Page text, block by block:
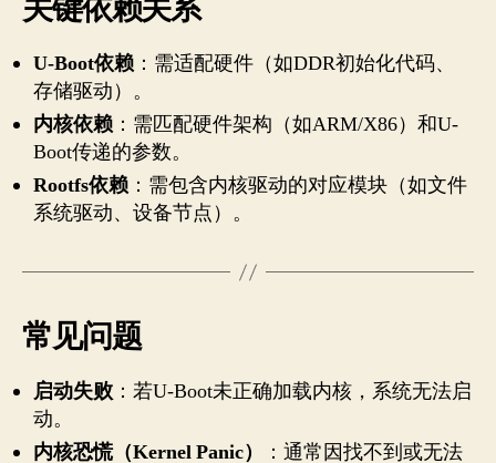
关键依赖关系
U-Boot依赖：需适配硬件（如DDR初始化代码、
存储驱动）。
内核依赖：需匹配硬件架构（如ARM/X86）和U-
Boot传递的参数。
Rootfs依赖：需包含内核驱动的对应模块（如文件
系统驱动、设备节点）。
常见问题
启动失败 ：若U-Boot未正确加载内核，系统无法启
动。
内核恐慌（Kernel Panic）
：通常因找不到或无法